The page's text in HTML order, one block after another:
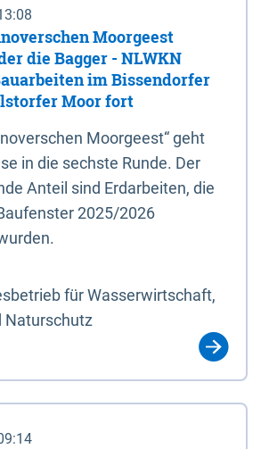
Moorgeest
die Bagger - NLWKN
im Bissendorfer
Moor fort
Moorgeest“ geht
in die sechste Runde. Der
Anteil sind Erdarbeiten, die
2025/2026
für Wasserwirtschaft,
Naturschutz